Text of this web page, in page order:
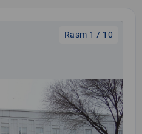
Rasm 1 / 10